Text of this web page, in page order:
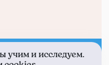
к
учим и исследуем.